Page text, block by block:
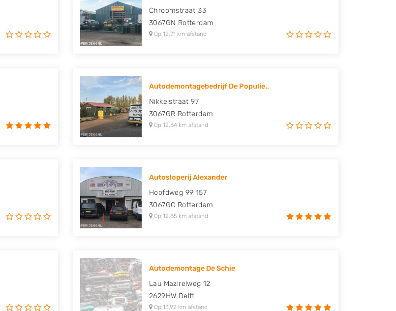
Chroomstraat 33
3067GN Rotterdam
Op 12,71 km afstand
Autodemontagebedrijf De Populie..
Nikkelstraat 97
3067GR Rotterdam
Op 12,84 km afstand
Autosloperij Alexander
Hoofdweg 99 157
3067GC Rotterdam
Op 12,85 km afstand
Autodemontage De Schie
Lau Mazirelweg 12
2629HW Delft
Op 13,92 km afstand